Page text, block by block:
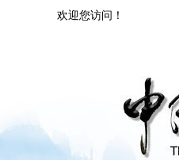
欢迎您访问！